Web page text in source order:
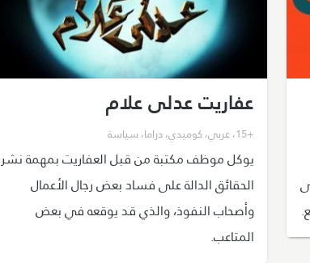
عفاريت عدلى علام
+15 ،عربي، كوميدي،دراما، سياسة
يوكل موظف مكتبة من قبل العفاريت بمهمة نشر
الحقائق الدالة على فساد بعض رجال الأعمال
وأصحاب النفوذ، والذي قد يوقعه في بعض
المتاعب.